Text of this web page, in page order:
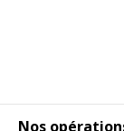
Nos